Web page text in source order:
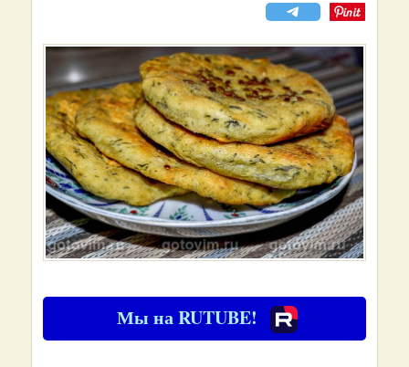
Мы на RUTUBE!